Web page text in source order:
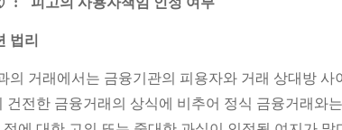
법리
의 거래에서는 금융기관의 피용자와 거래 상대방 사
건전한 금융거래의 상식에 비추어 정식 금융거래와